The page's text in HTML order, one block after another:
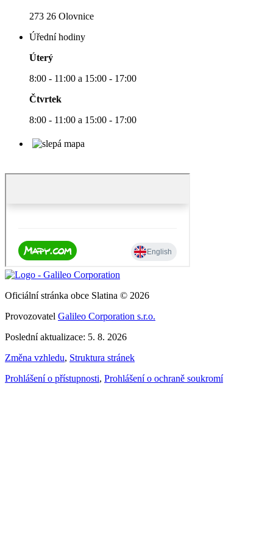
273 26 Olovnice
Úřední hodiny
Úterý
8:00 - 11:00 a 15:00 - 17:00
Čtvrtek
8:00 - 11:00 a 15:00 - 17:00
Oficiální stránka obce Slatina © 2026
Provozovatel Galileo Corporation s.r.o.
Poslední aktualizace: 5. 8. 2026
Změna vzhledu, Struktura stránek
Prohlášení o přístupnosti, Prohlášení o ochraně soukromí